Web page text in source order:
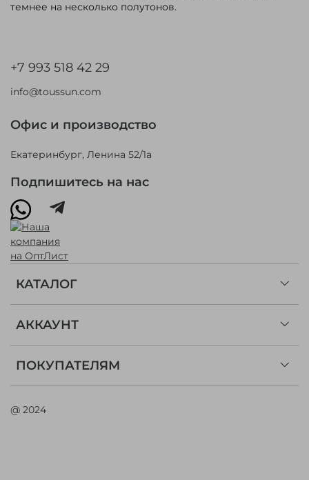
темнее на несколько полутонов.
КАТАЛОГ
АККАУНТ
ПОКУПАТЕЛЯМ
+7 993 518 42 29
info@toussun.com
Офис и производство
Екатеринбург, Ленина 52/1а
Подпишитесь на нас
@ 2024